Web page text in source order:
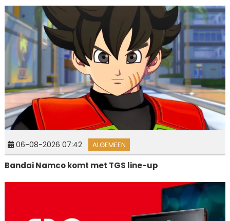
06-08-2026 07:42 ALGEMEEN
Bandai Namco komt met TGS line-up